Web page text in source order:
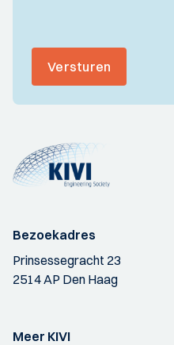
Versturen
Bezoekadres
Prinsessegracht 23
2514 AP Den Haag
Meer KIVI